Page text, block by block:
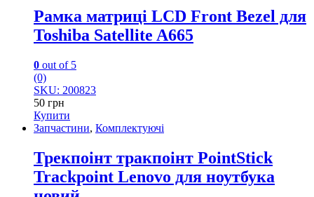
Рамка матриці LCD Front Bezel для
Toshiba Satellite A665
0 out of 5
(0)
SKU: 200823
50 грн
Купити
Запчастини, Комплектуючі
Трекпоінт тракпоінт PointStick
Trackpoint Lenovo для ноутбука